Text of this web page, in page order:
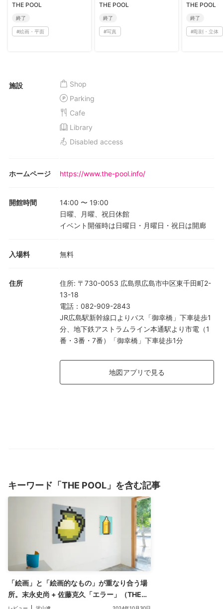
THE POOL
終了
#絵画・平面
THE POOL
終了
#写真
THE POOL
終了
#彫刻・立体
施設
Shop
Parking
Cafe
Library
Disabled access
ホームページ https://www.the-pool.info/
開館時間 14:00 〜 19:00
日曜、月曜、祝日休館
イベント開催時は日曜日・月曜日・祝日は開廊
入場料 無料
住所 住所: 〒730-0053 広島県広島市中区東千田町2-
13-18
電話 ： 082-909-2843
JR広島駅新幹線口よりバス「御幸橋」下車徒歩1
分、地下鉄アストラムライン本通駅より市電（1
番・3番・7番）「御幸橋」下車徒歩1分
地図アプリで見る
キーワード「THE POOL」を含む記事
「絵画」と「絵画的なもの」が重なり合う場
所。末永史尚 + 佐藤克久「エラー」（THE
POOL）レビュー（評：沢山遼）
レビュー 沢山遼 2024年10月30日